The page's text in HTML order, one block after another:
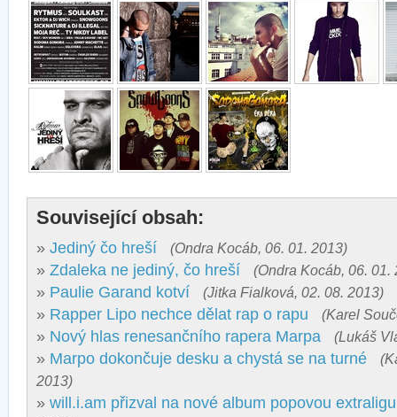
Související obsah:
» Jediný čo hreší (Ondra Kocáb, 06. 01. 2013)
» Zdaleka ne jediný, čo hreší (Ondra Kocáb, 06. 01.
» Paulie Garand kotví (Jitka Fialková, 02. 08. 2013)
» Rapper Lipo nechce dělat rap o rapu (Karel
» Nový hlas renesančního rapera Marpa (Lukáš
» Marpo dokončuje desku a chystá se na turné
2013)
» will.i.am přizval na nové album popovou extraligu